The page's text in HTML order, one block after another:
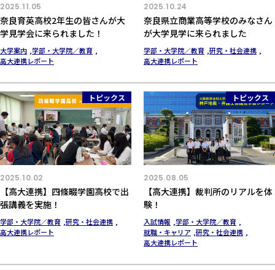
2025.11.05
奈良育英高校2年生の皆さんが大
学見学会に来られました！
大学案内 学部・大学院／教育
高大連携レポート
2025.10.24
奈良県立商業高等学校のみなさん
が大学見学に来られました
学部・大学院／教育 研究・社会連携
高大連携レポート
トピックス
2025.10.02
【高大連携】四條畷学園高校で出
張講義を実施！
学部・大学院／教育 研究・社会連携
高大連携レポート
トピックス
2025.08.05
【高大連携】裁判所のリアルを体
験！
入試情報 学部・大学院／教育
就職・キャリア 研究・社会連携
高大連携レポート